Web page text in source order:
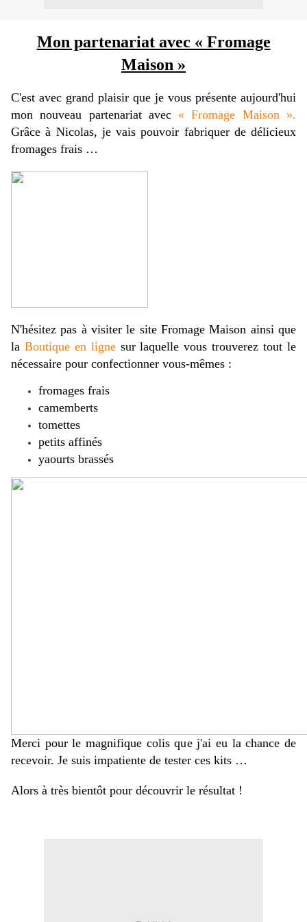
Mon partenariat avec « Fromage
Maison »
C'est avec grand plaisir que je vous présente aujourd'hui
mon nouveau partenariat avec « Fromage Maison ».
Grâce à Nicolas, je vais pouvoir fabriquer de délicieux
fromages frais …
N'hésitez pas à visiter le site Fromage Maison ainsi que
la Boutique en ligne sur laquelle vous trouverez tout le
nécessaire pour confectionner vous-mêmes :
fromages frais
camemberts
tomettes
petits affinés
yaourts brassés
Merci pour le magnifique colis que j'ai eu la chance de
recevoir. Je suis impatiente de tester ces kits …
Alors à très bientôt pour découvrir le résultat !